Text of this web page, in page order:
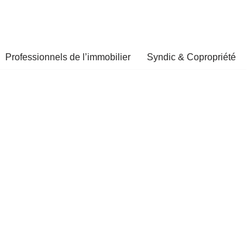
Professionnels de l’immobilier Syndic & Copropriété